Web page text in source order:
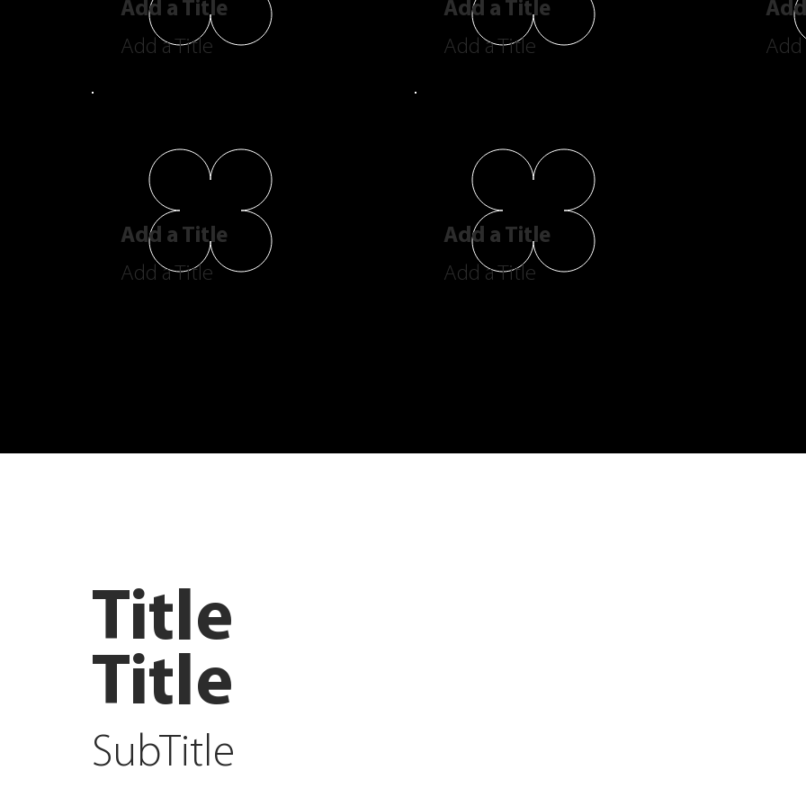
Add a Title
Add a Title
Add a Title
Add a Title
Add
Add a Title
Add a Title
Add a Title
Add a Title
Title
Title
SubTitle